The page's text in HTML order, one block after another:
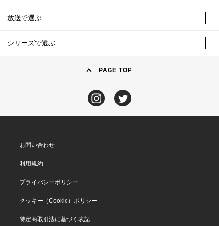
放送で選ぶ
シリーズで選ぶ
PAGE TOP
お問い合わせ
利用規約
プライバシーポリシー
クッキー（Cookie）ポリシー
特定商取引法に基づく表記